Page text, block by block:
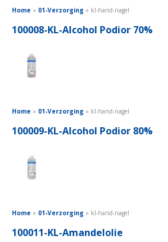
Home » 01-Verzorging » kl-hand-nagel
100008-KL-Alcohol Podior 70%
Home » 01-Verzorging » kl-hand-nagel
100009-KL-Alcohol Podior 80%
Home » 01-Verzorging » kl-hand-nagel
100011-KL-Amandelolie